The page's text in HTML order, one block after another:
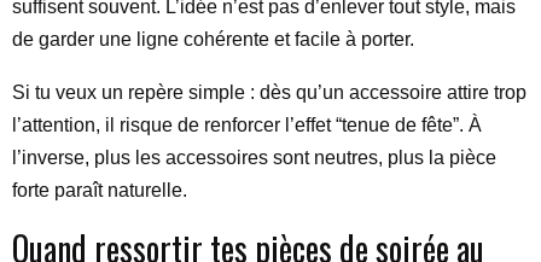
suffisent souvent. L’idée n’est pas d’enlever tout style, mais
de garder une ligne cohérente et facile à porter.
Si tu veux un repère simple : dès qu’un accessoire attire trop
l’attention, il risque de renforcer l’effet “tenue de fête”. À
l’inverse, plus les accessoires sont neutres, plus la pièce
forte paraît naturelle.
Quand ressortir tes pièces de soirée au